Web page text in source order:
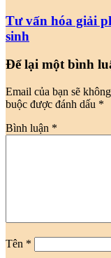
Tư vấn hóa giải
sinh
Để lại một bình
Email của bạn sẽ
buộc được đánh dấu *
Bình luận *
Tên *